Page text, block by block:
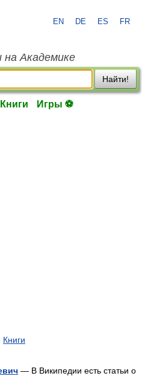
EN DE ES FR
на Академике
Найти!
Книги Игры ⚽
Книги
— В Википедии есть статьи о